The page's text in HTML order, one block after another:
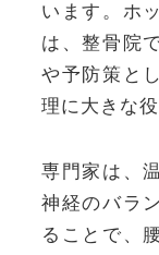
います。ホ
は、整骨院
や予防策と
理に大きな
専門家は、
神経のバラ
ることで、